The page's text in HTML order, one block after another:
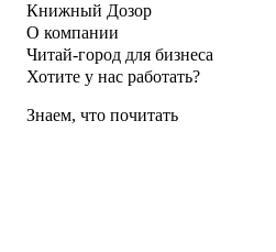
Книжный Дозор
О компании
Читай-город для бизнеса
Хотите у нас работать?
Знаем, что почитать